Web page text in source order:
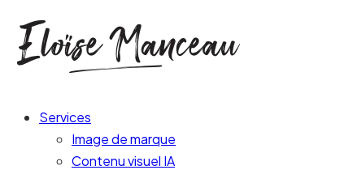
Services
Image de marque
Contenu visuel IA